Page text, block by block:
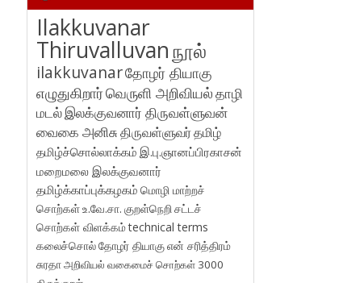
Ilakkuvanar
Thiruvalluvanநூல்
ilakkuvanarதோழர் தியாகு
எழுதுகிறார்வெருளி அறிவியல்தாழி
மடல்இலக்குவனார் திருவள்ளுவன்
வைகை அனிசுதிருவள்ளுவர்தமிழ்
தமிழ்ச்சொல்லாக்கம் இ.பு.ஞானப்பிரகாசன்
மறைமலை இலக்குவனார்
தமிழ்க்காப்புக்கழகம் மொழி மாற்றச்
சொற்கள்உ.வே.சா. குறள்நெறி சட்டச்
சொற்கள் விளக்கம்technical terms
கலைச்சொல்தோழர் தியாகுஎன் சரித்திரம்
சுரதாஅறிவியல் வகைமைச் சொற்கள் 3000